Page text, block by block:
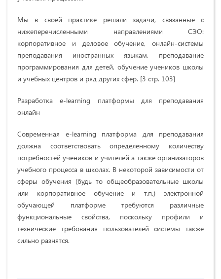
Мы в своей практике решали задачи, связанные с
нижеперечисленными направлениями СЭО:
корпоративное и деловое обучение, онлайн-системы
преподавания иностранных языкам, преподавание
программирования для детей, обучение учеников школы
и учебных центров и ряд других сфер. [3 стр. 103]
Разработка e-learning платформы для преподавания
онлайн
Современная e-learning платформа для преподавания
должна соответствовать определенному количеству
потребностей учеников и учителей а также организаторов
учебного процесса в школах. В некоторой зависимости от
сферы обучения (будь то общеобразовательные школы
или корпоративное обучение и т.п.) электронной
обучающей платформе требуются различные
функциональные свойства, поскольку профили и
технические требования пользователей системы также
сильно разнятся.